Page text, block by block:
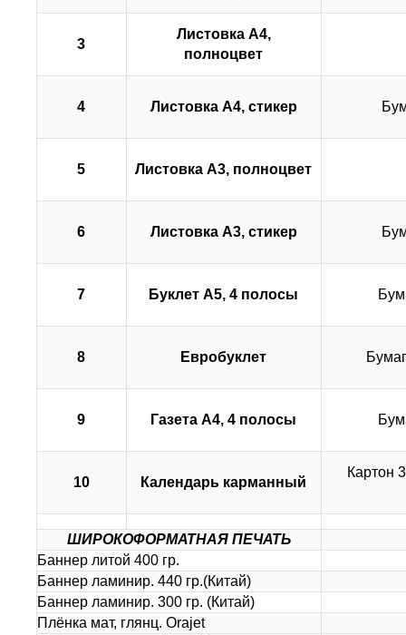
3
Листовка А4,
полноцвет
4 Листовка А4, стикер
5 Листовка А3, полноцвет
6 Листовка А3, стикер
7 Буклет А5, 4 полосы
8 Евробуклет
9 Газета А4, 4 полосы
10 Календарь карманный
Картон
ШИРОКОФОРМАТНАЯ ПЕЧАТЬ
Баннер литой 400 гр.
Баннер ламинир. 440 гр.(Китай)
Баннер ламинир. 300 гр. (Китай)
Плёнка мат, глянц. Orajet